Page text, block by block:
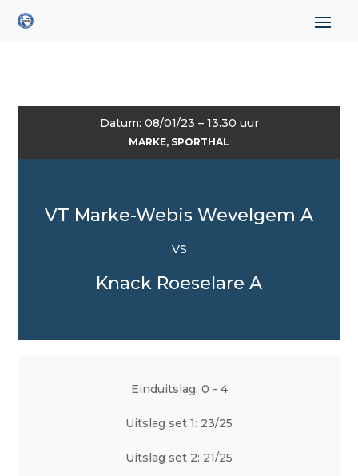
Datum: 08/01/23 – 13.30 uur
MARKE, SPORTHAL
VT Marke-Webis Wevelgem A
VS
Knack Roeselare A
Einduitslag: 0 - 4
Uitslag set 1: 23/25
Uitslag set 2: 21/25